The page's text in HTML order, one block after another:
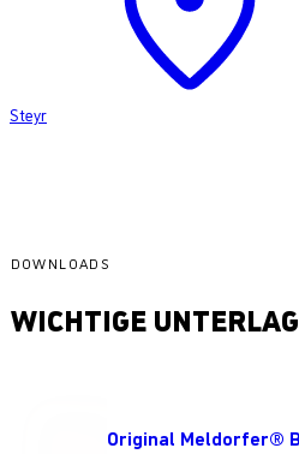
Steyr
DOWNLOADS
WICHTIGE
Original Meldorfer®